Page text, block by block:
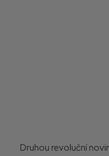
Druhou revoluční